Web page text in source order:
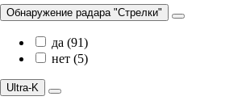
Обнаружение радара "Стрелки"
да (91)
нет (5)
Ultra-K